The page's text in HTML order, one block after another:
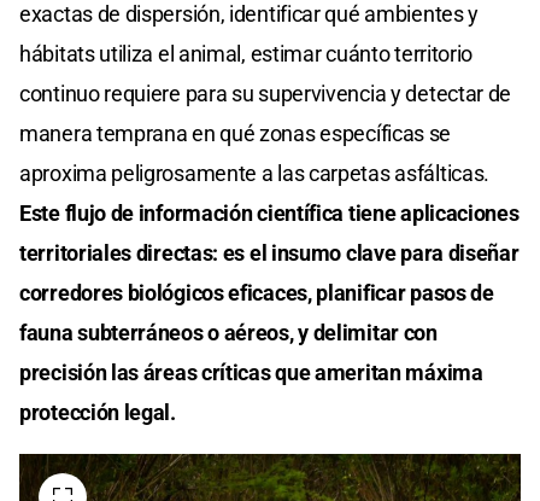
exactas de dispersión, identificar qué ambientes y
hábitats utiliza el animal, estimar cuánto territorio
continuo requiere para su supervivencia y detectar de
manera temprana en qué zonas específicas se
aproxima peligrosamente a las carpetas asfálticas.
Este flujo de información científica tiene aplicaciones
territoriales directas: es el insumo clave para diseñar
corredores biológicos eficaces, planificar pasos de
fauna subterráneos o aéreos, y delimitar con
precisión las áreas críticas que ameritan máxima
protección legal.